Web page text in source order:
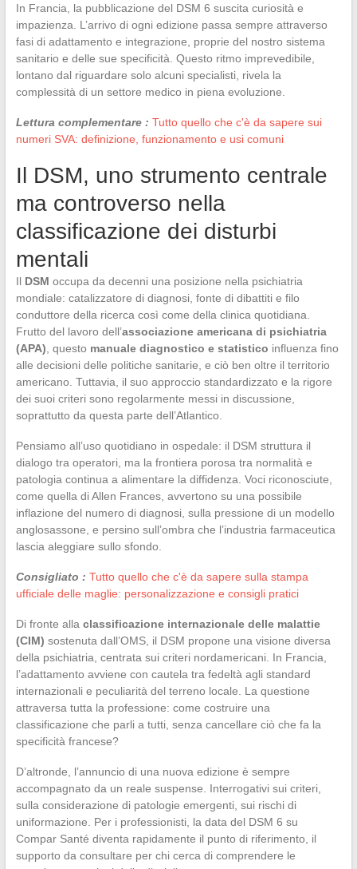
In Francia, la pubblicazione del DSM 6 suscita curiosità e
impazienza. L’arrivo di ogni edizione passa sempre attraverso
fasi di adattamento e integrazione, proprie del nostro sistema
sanitario e delle sue specificità. Questo ritmo imprevedibile,
lontano dal riguardare solo alcuni specialisti, rivela la
complessità di un settore medico in piena evoluzione.
Lettura complementare : Tutto quello che c'è da sapere sui
numeri SVA: definizione, funzionamento e usi comuni
Il DSM, uno strumento centrale
ma controverso nella
classificazione dei disturbi
mentali
Il DSM occupa da decenni una posizione nella psichiatria
mondiale: catalizzatore di diagnosi, fonte di dibattiti e filo
conduttore della ricerca così come della clinica quotidiana.
Frutto del lavoro dell’associazione americana di psichiatria
(APA) , questo manuale diagnostico e statistico influenza fino
alle decisioni delle politiche sanitarie, e ciò ben oltre il territorio
americano. Tuttavia, il suo approccio standardizzato e la rigore
dei suoi criteri sono regolarmente messi in discussione,
soprattutto da questa parte dell’Atlantico.
Pensiamo all’uso quotidiano in ospedale: il DSM struttura il
dialogo tra operatori, ma la frontiera porosa tra normalità e
patologia continua a alimentare la diffidenza. Voci riconosciute,
come quella di Allen Frances, avvertono su una possibile
inflazione del numero di diagnosi, sulla pressione di un modello
anglosassone, e persino sull’ombra che l’industria farmaceutica
lascia aleggiare sullo sfondo.
Consigliato : Tutto quello che c'è da sapere sulla stampa
ufficiale delle maglie: personalizzazione e consigli pratici
Di fronte alla classificazione internazionale delle malattie
(CIM) sostenuta dall’OMS, il DSM propone una visione diversa
della psichiatria, centrata sui criteri nordamericani. In Francia,
l’adattamento avviene con cautela tra fedeltà agli standard
internazionali e peculiarità del terreno locale. La questione
attraversa tutta la professione: come costruire una
classificazione che parli a tutti, senza cancellare ciò che fa la
specificità francese?
D’altronde, l’annuncio di una nuova edizione è sempre
accompagnato da un reale suspense. Interrogativi sui criteri,
sulla considerazione di patologie emergenti, sui rischi di
uniformazione. Per i professionisti, la data del DSM 6 su
Compar Santé diventa rapidamente il punto di riferimento, il
supporto da consultare per chi cerca di comprendere le